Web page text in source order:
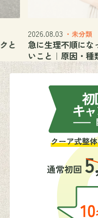
と
2026.08.03 ・未分類
急に生理不順にな
いこと｜原因・種
ン